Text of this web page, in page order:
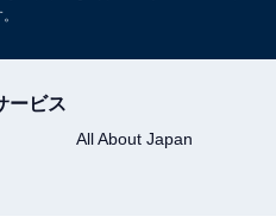
ービス
All About Japan